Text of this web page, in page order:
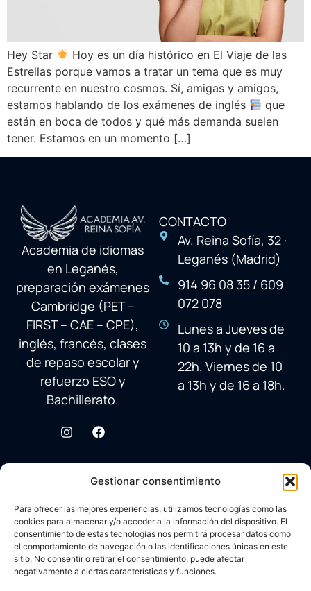
Gestionar consentimiento
Para ofrecer las mejores experiencias, utilizamos tecnologías como las
cookies para almacenar y/o acceder a la información del dispositivo. El
consentimiento de estas tecnologías nos permitirá procesar datos como
el comportamiento de navegación o las identificaciones únicas en este
sitio. No consentir o retirar el consentimiento, puede afectar
negativamente a ciertas características y funciones.
Hey Star
Hoy es un día histórico en El Viaje de las
Estrellas porque vamos a tratar un tema que es muy
recurrente en nuestro cosmos. Sí, amigas y amigos,
estamos hablando de los exámenes de inglés
que
están en boca de todos y qué más demanda suelen
tener. Estamos en un momento […]
Academia de idiomas
en Leganés,
preparación exámenes
Cambridge (PET –
FIRST – CAE – CPE),
inglés, francés, clases
de repaso escolar y
refuerzo ESO y
Bachillerato.
CONTACTO
Av. Reina Sofía, 32 ·
Leganés (Madrid)
914 96 08 35 / 609
072 078
Lunes a Jueves de
10 a 13h y de 16 a
22h. Viernes de 10
a 13h y de 16 a 18h.